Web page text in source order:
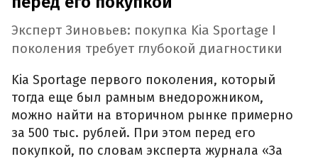
Эксперт Зиновьев: покупка Kia Sportage I
поколения требует глубокой диагностики
Kia Sportage первого поколения, который
тогда еще был рамным внедорожником,
можно найти на вторичном рынке примерно
за 500 тыс. рублей. При этом перед его
покупкой, по словам эксперта журнала «За